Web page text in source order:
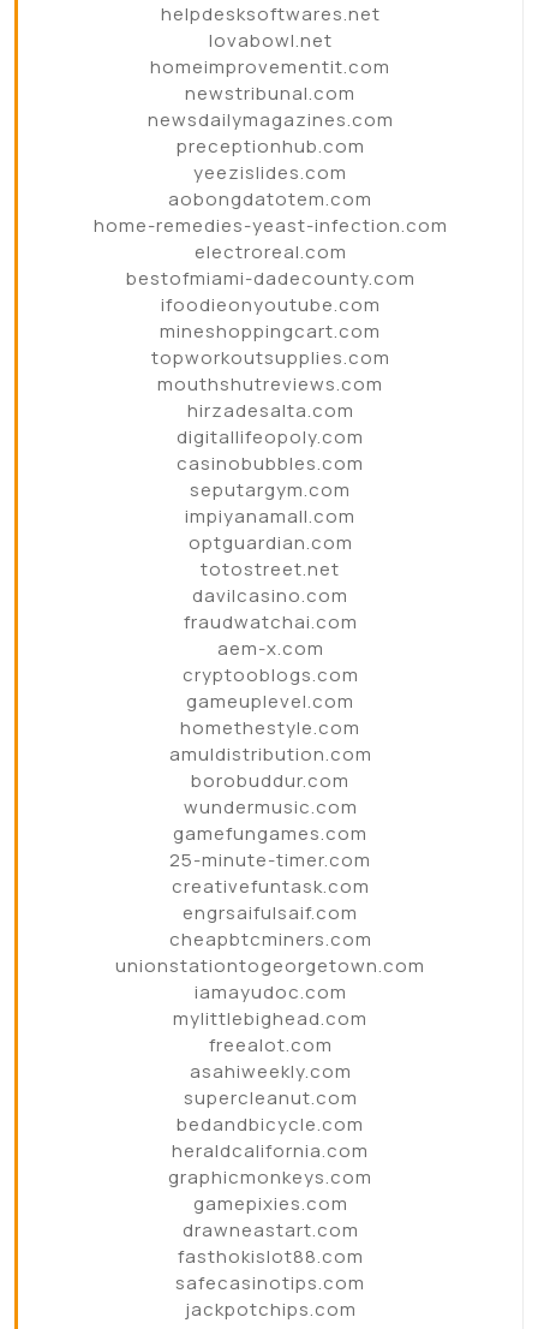
helpdesksoftwares.net
lovabowl.net
homeimprovementit.com
newstribunal.com
newsdailymagazines.com
preceptionhub.com
yeezislides.com
aobongdatotem.com
home-remedies-yeast-infection.com
electroreal.com
bestofmiami-dadecounty.com
ifoodieonyoutube.com
mineshoppingcart.com
topworkoutsupplies.com
mouthshutreviews.com
hirzadesalta.com
digitallifeopoly.com
casinobubbles.com
seputargym.com
impiyanamall.com
optguardian.com
totostreet.net
davilcasino.com
fraudwatchai.com
aem-x.com
cryptooblogs.com
gameuplevel.com
homethestyle.com
amuldistribution.com
borobuddur.com
wundermusic.com
gamefungames.com
25-minute-timer.com
creativefuntask.com
engrsaifulsaif.com
cheapbtcminers.com
unionstationtogeorgetown.com
iamayudoc.com
mylittlebighead.com
freealot.com
asahiweekly.com
supercleanut.com
bedandbicycle.com
heraldcalifornia.com
graphicmonkeys.com
gamepixies.com
drawneastart.com
fasthokislot88.com
safecasinotips.com
jackpotchips.com